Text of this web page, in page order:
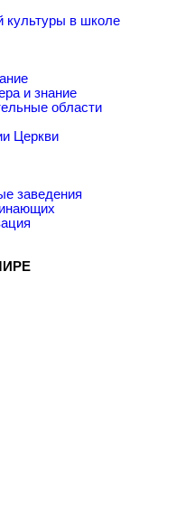
культуры в школе
и знание
области
Церкви
заведения